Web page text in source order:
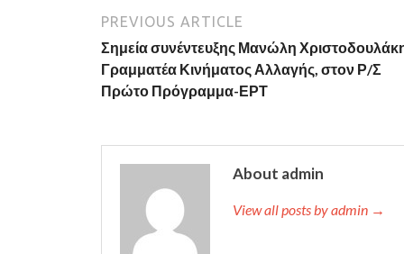
)
PREVIOUS ARTICLE
Σημεία συνέντευξης Μανώλη
Γραμματέα Κινήματος Αλλαγής, στον Ρ/Σ
Πρώτο Πρόγραμμα-ΕΡΤ
About admin
View all posts by admin →